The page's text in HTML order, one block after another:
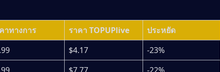
าทางการ ราคา TOPUPlive
ประหยัด
$4.17
-23%